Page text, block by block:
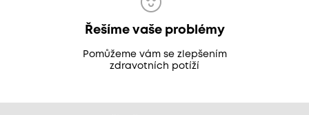
Řešíme vaše problémy
Pomůžeme vám se zlepšením
zdravotních potíží